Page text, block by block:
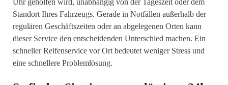
Uhr geholfen wird, unabhängig von der Tageszeit oder dem
Standort Ihres Fahrzeugs. Gerade in Notfällen außerhalb der
regulären Geschäftszeiten oder an abgelegenen Orten kann
dieser Service den entscheidenden Unterschied machen. Ein
schneller Reifenservice vor Ort bedeutet weniger Stress und
eine schnellere Problemlösung.